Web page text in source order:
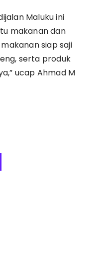
Maluku ini
makanan dan
siap saji
serta produk
ucap Ahmad M